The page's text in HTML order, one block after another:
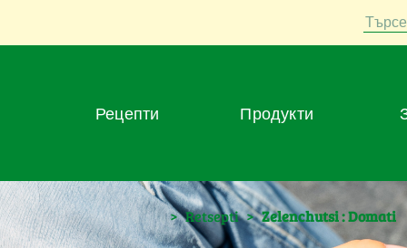
Рецепти Продукти
> Retsepti > Zelenchutsi : Domati